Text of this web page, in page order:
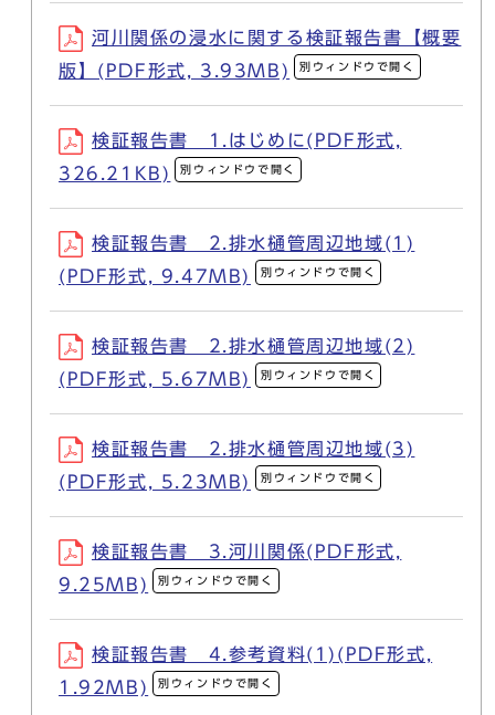
河川関係の浸水に関する検証報告書【概要
版】(PDF形式, 3.93MB)
別ウィンドウで開く
検証報告書 1.はじめに(PDF形式,
326.21KB)
別ウィンドウで開く
検証報告書 2.排水樋管周辺地域(1)
(PDF形式, 9.47MB)
別ウィンドウで開く
検証報告書 2.排水樋管周辺地域(2)
(PDF形式, 5.67MB)
別ウィンドウで開く
検証報告書 2.排水樋管周辺地域(3)
(PDF形式, 5.23MB)
別ウィンドウで開く
検証報告書 3.河川関係(PDF形式,
9.25MB)
別ウィンドウで開く
検証報告書 4.参考資料(1)(PDF形式,
1.92MB)
別ウィンドウで開く